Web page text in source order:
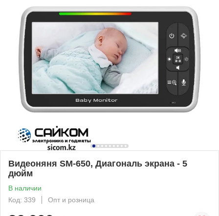
Видеоняня SM-650, Диагональ экрана - 5
дюйм
В наличии
Код: 339
Опт и розница